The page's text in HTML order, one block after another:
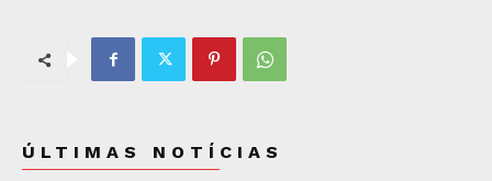
ÚLTIMAS NOTÍCIAS